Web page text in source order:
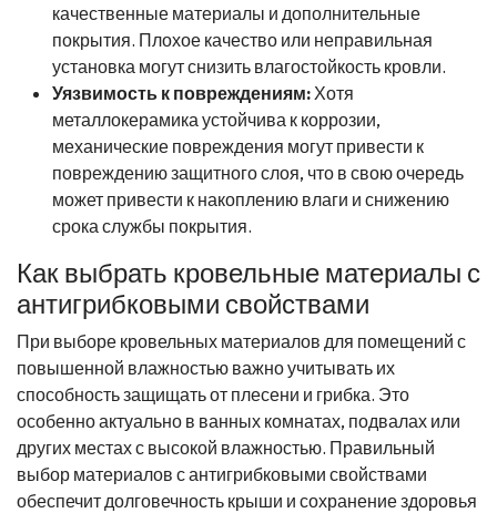
качественные материалы и дополнительные
покрытия. Плохое качество или неправильная
установка могут снизить влагостойкость кровли.
Уязвимость к повреждениям: Хотя
металлокерамика устойчива к коррозии,
механические повреждения могут привести к
повреждению защитного слоя, что в свою очередь
может привести к накоплению влаги и снижению
срока службы покрытия.
Как выбрать кровельные материалы с
антигрибковыми свойствами
При выборе кровельных материалов для помещений с
повышенной влажностью важно учитывать их
способность защищать от плесени и грибка. Это
особенно актуально в ванных комнатах, подвалах или
других местах с высокой влажностью. Правильный
выбор материалов с антигрибковыми свойствами
обеспечит долговечность крыши и сохранение здоровья